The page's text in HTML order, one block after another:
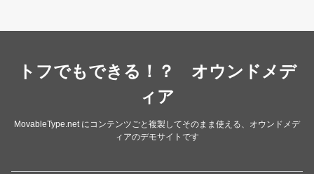
トフでもできる！？ オウンドメデ
ィア
MovableType.net にコンテンツごと複製してそのまま使える、オウンドメデ
ィアのデモサイトです